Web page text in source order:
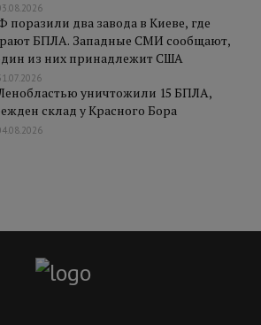
поразили два завода в Киеве, где
БПЛА. Западные СМИ сообщают,
из них принадлежит США
уничтожили 15 БПЛА,
склад у Красного Бора